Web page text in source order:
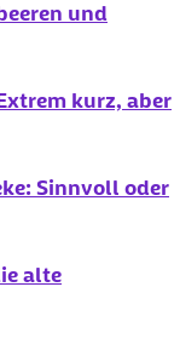
und
kurz, aber
Sinnvoll oder
alte